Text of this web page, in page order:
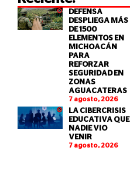
DEFENSA
DESPLIEGA MÁS
DE 1500
ELEMENTOS EN
MICHOACÁN
PARA
REFORZAR
SEGURIDAD EN
ZONAS
AGUACATERAS
7 agosto, 2026
LA CIBERCRISIS
EDUCATIVA QUE
NADIE VIO
VENIR
7 agosto, 2026